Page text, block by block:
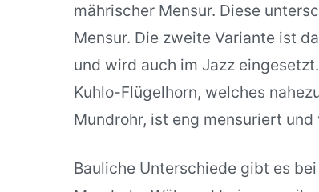
mährischer Mensur. Diese
Mensur. Die zweite Variante ist
und wird auch im Jazz
Kuhlo-Flügelhorn, welches
Mundrohr, ist eng mensuriert
Bauliche Unterschiede gibt es